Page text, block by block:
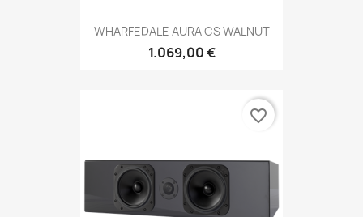
WHARFEDALE AURA CS WALNUT
1.069,00 €
favorite_border